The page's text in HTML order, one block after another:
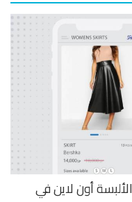
أون لاين في